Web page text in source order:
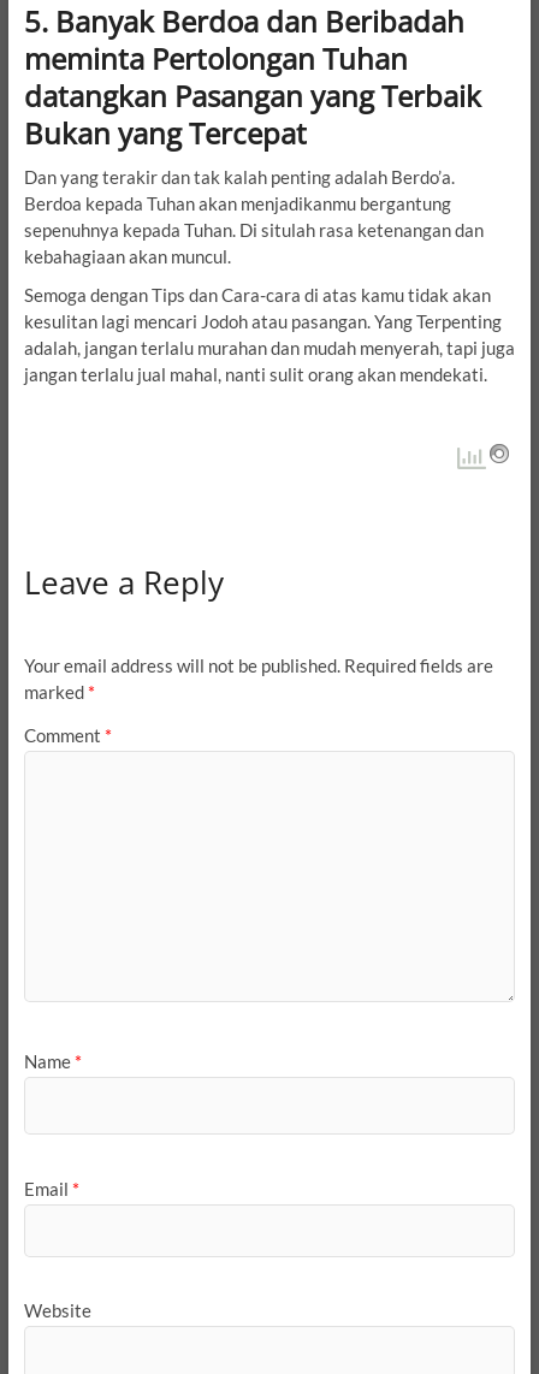
5. Banyak Berdoa dan Beribadah
meminta Pertolongan Tuhan
datangkan Pasangan yang Terbaik
Bukan yang Tercepat
Dan yang terakir dan tak kalah penting adalah Berdo’a.
Berdoa kepada Tuhan akan menjadikanmu bergantung
sepenuhnya kepada Tuhan. Di situlah rasa ketenangan dan
kebahagiaan akan muncul.
Semoga dengan Tips dan Cara-cara di atas kamu tidak akan
kesulitan lagi mencari Jodoh atau pasangan. Yang Terpenting
adalah, jangan terlalu murahan dan mudah menyerah, tapi juga
jangan terlalu jual mahal, nanti sulit orang akan mendekati.
Leave a Reply
Your email address will not be published. Required fields are
marked *
Comment *
Name *
Email *
Website